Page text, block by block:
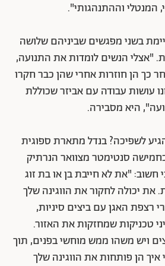
המנטלי וההתנהגותי".
בשני מפגשים שביניהם שלושה
"אצלי הנשים לומדות את התנועה,
כך הן חוזרות אחרי שהן כבר חקרו
עושות עבודה עם אביזר שכוללת
היא מסבירה.
לשפיכה? בנדל מתארת ספוגית
סנטימטר מצוואר הנרתיק
"את לא חייבת בן או בת זוג
את יכולה לחקור את הווגינה שלך
רצפת האגן עם ביצים סיניות,
טכניקות שמחזקות את האזור.
ויש משהו ממש מוחשי בפנים, תוך
איך הן פותחות את הווגינה שלך